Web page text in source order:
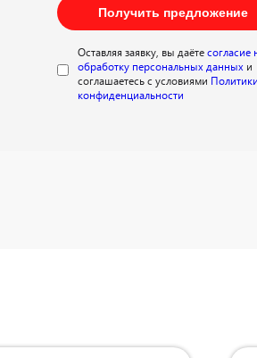
Получить предложение
Оставляя заявку, вы даётесогласие
обработку персональных данных и
соглашаетесь с условиями
конфиденциальности